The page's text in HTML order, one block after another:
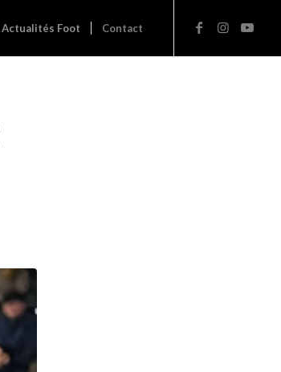
Actualités Foot Contact